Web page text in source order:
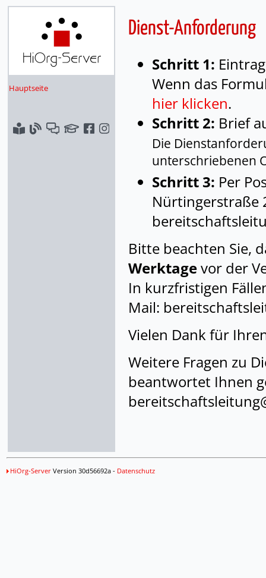
Hauptseite
Dienst-Anforderung
Schritt 1:
Wenn das
hier klicken.
Schritt 2: Brief
Die
unterschriebenen
Schritt 3: Per
Nürtingerstraße
Bitte beachten Sie,
Werktagevor der
In kurzfristigen
Mail:
Vielen Dank für
Weitere Fragen zu
beantwortet Ihnen
HiOrg-ServerVersion 30d56692a - Datenschutz